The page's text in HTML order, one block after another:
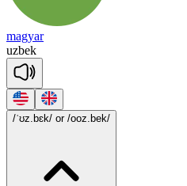
magyar
uzbek
/ˈʊz.bɛk/ or /ooz.bek/